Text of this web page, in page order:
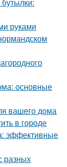
руками
основные
вашего дома
в городе
эффективные
разных